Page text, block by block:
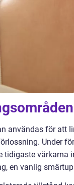
användas för att
Under
tidigaste värkarna
en vanlig